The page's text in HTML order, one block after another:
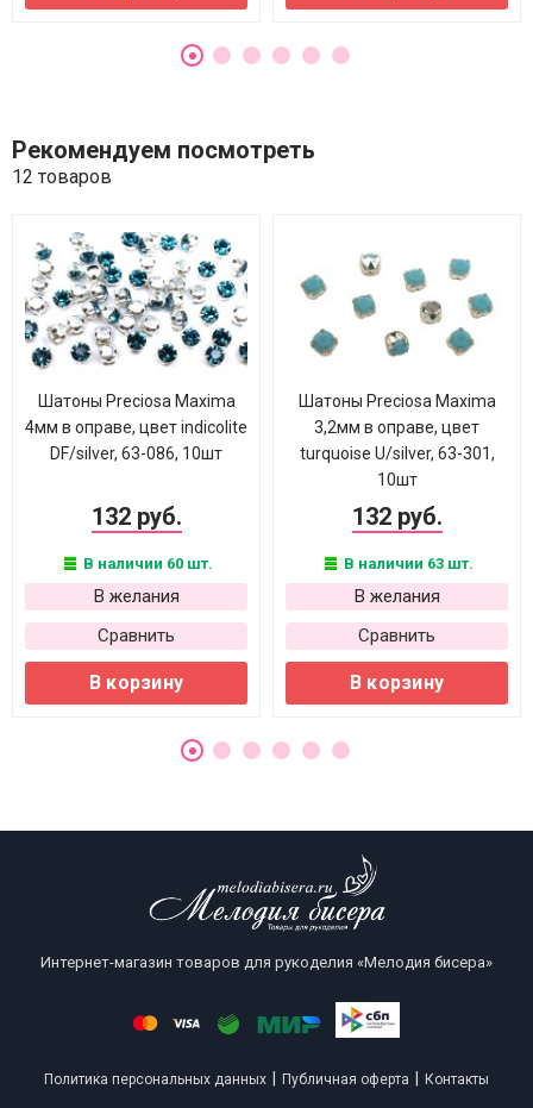
Рекомендуем посмотреть
12 товаров
Шатоны Preciosa Maxima
4мм в оправе, цвет indicolite
DF/silver, 63-086, 10шт
132 руб.
В наличии 60 шт.
В желания
Сравнить
В корзину
Шатоны Preciosa Maxima
3,2мм в оправе, цвет
turquoise U/silver, 63-301,
10шт
132 руб.
В наличии 63 шт.
В желания
Сравнить
В корзину
Интернет-магазин товаров для рукоделия «Мелодия бисера»
Политика персональных данных Публичная оферта Контакты